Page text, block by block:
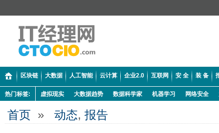
区块链 大数据 人工智能 云计算 企业2.0 互联网 安 全 装 备
热门标签: 虚拟现实 大数据趋势 数据科学家 机器学习 网络安全
首页 » 动态, 报告